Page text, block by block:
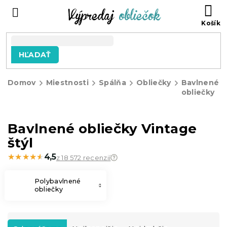
HĽADAŤ
Domov Miestnosti Spálňa Obliečky
Bavlnené
obliečky
Bavlnené obliečky Vintage
štýl
★★★★★
★★★★★ 4,5z 18 572 recenzií
Polybavlnené
obliečky
R